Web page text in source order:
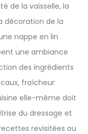
de la vaisselle, la
décoration de la
nappe en lin
une ambiance
des ingrédients
fraîcheur
elle-même doit
du dressage et
revisitées ou